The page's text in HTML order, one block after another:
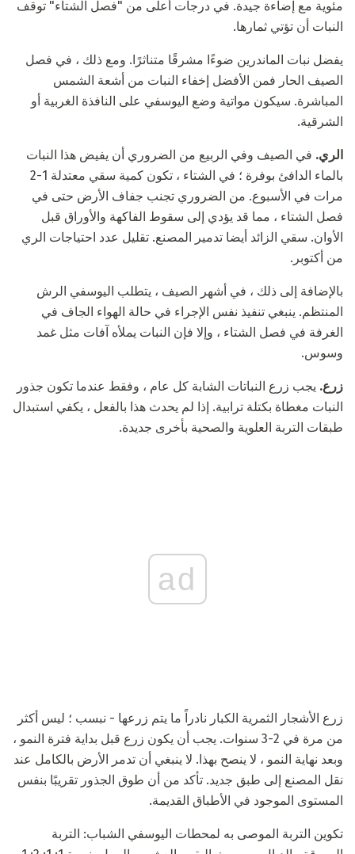
مئوية مع إضاءة جيدة. في درجات أعلى من "فصل الشتاء" توقف
النبات أن تؤتي ثمارها.
يفضل نبات الماندرين ضوءًا مشرقًا متناثرًا. ومع ذلك ، في فصل
الصيف الحار فمن الأفضل إخفاء النبات من أشعة الشمس
المباشرة. سيكون مواتية وضع اليوسفي على النافذة الغربية أو
الشرقية.
الري. في الصيف وفي الربيع من الضروري أن يفيض هذا النبات
بالماء الدافئ بوفرة ؛ في الشتاء ، تكون كمية سقي معتدلة 1-2
مرات في الأسبوع. من الضروري تجنب جفاف الأرض حتى في
فصل الشتاء ، مما قد يؤدي إلى سقوط الفاكهة والأوراق قبل
الأوان. سقي الزائد أيضا تدمير المصنع. تقليل عدد احتياجات الري
من أكتوبر.
بالإضافة إلى ذلك ، في أشهر الصيف ، يتطلب اليوسفي الرش
المنتظم. ينبغي تنفيذ نفس الإجراء في حالة الهواء الجاف في
الغرفة في فصل الشتاء ، وإلا فإن النبات يملأه آفات مثل غمد
وسوس.
زرع. يجب زرع النباتات الشابة كل عام ، وفقط عندما تكون جذور
النبات مغطاة بكتلة ترابية. إذا لم يحدث هذا بالفعل ، يكفي استبدال
طبقات التربة العلوية والصحية بأخرى جديدة.
ad
زرع الأشجار الثمرية الكبار نادراً ما يتم زرعها - نبسب ؛ ليس أكثر
من مرة في 2-3 سنوات. يجب أن يكون زرع قبل بداية فترة النمو ،
وبعد نهاية النمو ، لا ينصح بهذا. لا ينبغي أن تدمر الأرض بالكامل عند
نقل المصنع إلى طبق جديد. تأكد من أن طوق الجذور تقريبًا بنفس
المستوى الموجود في الأطباق القديمة.
تكوين التربة الموصى به لمحطات اليوسفي الشباب: التربة